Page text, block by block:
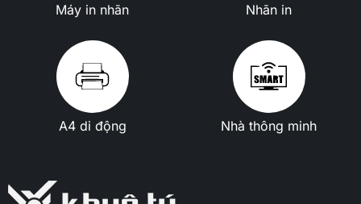
Máy in nhãn Nhãn in
A4 di động Nhà thông minh